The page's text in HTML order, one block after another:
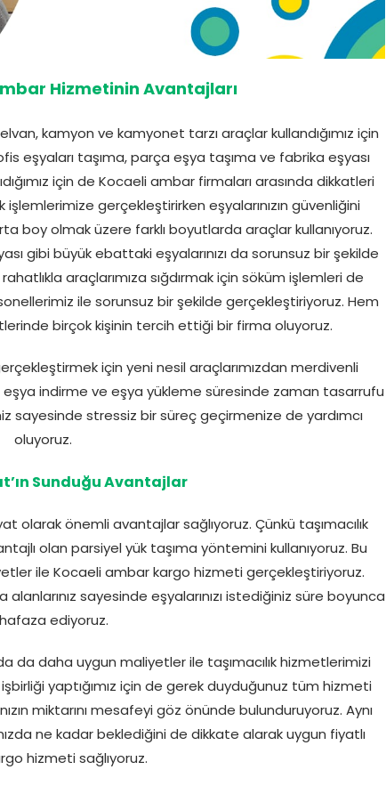
Hizmetinin Avantajları
kamyon ve kamyonet tarzı araçlar kullandığımız için
eşyaları taşıma, parça eşya taşıma ve fabrika eşyası
için de Kocaeli ambar firmaları arasında dikkatleri
işlemlerimize gerçekleştirirken eşyalarınızın güvenliğini
boy olmak üzere farklı boyutlarda araçlar kullanıyoruz.
gibi büyük ebattaki eşyalarınızı da sorunsuz bir şekilde
araçlarımıza sığdırmak için söküm işlemleri de
ile sorunsuz bir şekilde gerçekleştiriyoruz. Hem
birçok kişinin tercih ettiği bir firma oluyoruz.
için yeni nesil araçlarımızdan merdivenli
eşya indirme ve eşya yükleme süresinde zaman tasarrufu
sayesinde stressiz bir süreç geçirmenize de yardımcı
oluyoruz.
Sunduğu Avantajlar
olarak önemli avantajlar sağlıyoruz. Çünkü taşımacılık
olan parsiyel yük taşıma yöntemini kullanıyoruz. Bu
ile Kocaeli ambar kargo hizmeti gerçekleştiriyoruz.
sayesinde eşyalarınızı istediğiniz süre boyunca
ediyoruz.
da daha uygun maliyetler ile taşımacılık hizmetlerimizi
yaptığımız için de gerek duyduğunuz tüm hizmeti
miktarını mesafeyi göz önünde bulunduruyoruz. Aynı
ne kadar beklediğini de dikkate alarak uygun fiyatlı
hizmeti sağlıyoruz.